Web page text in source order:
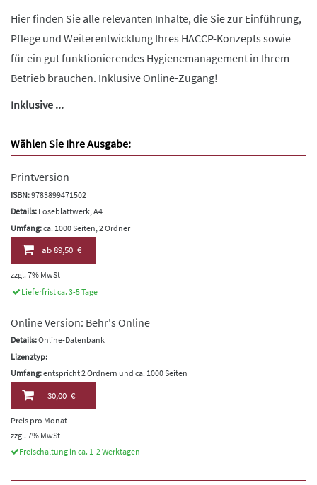
Hier finden Sie alle relevanten Inhalte, die Sie zur Einführung,
Pflege und Weiterentwicklung Ihres HACCP-Konzepts sowie
für ein gut funktionierendes Hygienemanagement in Ihrem
Betrieb brauchen. Inklusive Online-Zugang!
Inklusive ...
Wählen Sie Ihre Ausgabe:
Printversion
ISBN:9783899471502
Details: Loseblattwerk, A4
Umfang:ca. 1000 Seiten, 2 Ordner
ab89,50 €
zzgl. 7% MwSt
Lieferfrist ca. 3-5 Tage
Online Version: Behr's Online
Details:Online-Datenbank
Lizenztyp:
Umfang:entspricht 2 Ordnern und ca. 1000 Seiten
30,00 €
Preis pro Monat
zzgl. 7% MwSt
Freischaltung in ca. 1-2 Werktagen